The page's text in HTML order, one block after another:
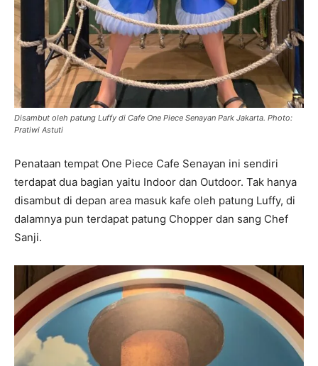
Disambut oleh patung Luffy di Cafe One Piece Senayan Park Jakarta. Photo:
Pratiwi Astuti
Penataan tempat One Piece Cafe Senayan ini sendiri
terdapat dua bagian yaitu Indoor dan Outdoor. Tak hanya
disambut di depan area masuk kafe oleh patung Luffy, di
dalamnya pun terdapat patung Chopper dan sang Chef
Sanji.